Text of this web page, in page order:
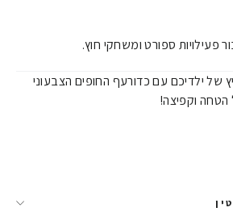
פעילויות ספורט ומשחקי חוץ.
של ילדיכם עם כדורעף החופים הצבעוני
וקפיצה!